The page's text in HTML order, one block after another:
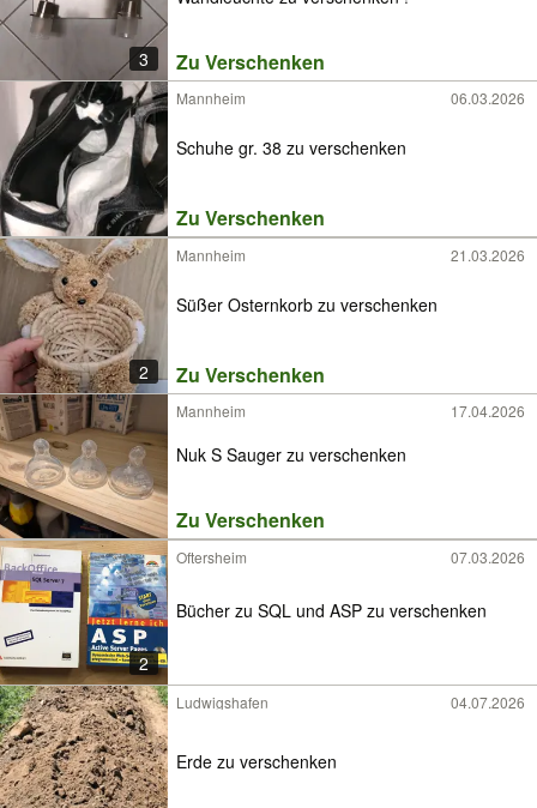
3 Zu Verschenken
Mannheim 06.03.2026
Schuhe gr. 38 zu verschenken
Zu Verschenken
2
Mannheim 21.03.2026
Süßer Osternkorb zu verschenken
Zu Verschenken
Mannheim 17.04.2026
Nuk S Sauger zu verschenken
Zu Verschenken
2
Oftersheim 07.03.2026
Bücher zu SQL und ASP zu verschenken
Ludwigshafen 04.07.2026
Erde zu verschenken